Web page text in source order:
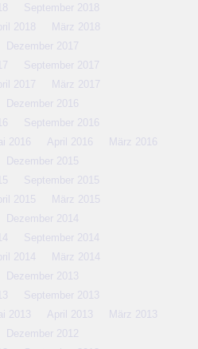
September 2018
2018
März 2018
Dezember 2017
September 2017
2017
März 2017
Dezember 2016
September 2016
2016 April 2016
März 2016
Dezember 2015
September 2015
2015
März 2015
Dezember 2014
September 2014
2014
März 2014
Dezember 2013
September 2013
2013 April 2013
März 2013
Dezember 2012